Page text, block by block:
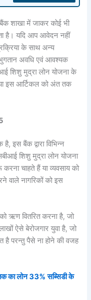
शाखा में जाकर कोई भी
है। यदि आप आवेदन नहीं
के साथ अन्य
अवधि एवं आवश्यक
शिशु मुद्रा लोन योजना के
इस आर्टिकल को अंत तक
इस बैंक द्वारा विभिन्न
शिशु मुद्रा लोन योजना
चाहते हैं या व्यवसाय को
वाले नागरिकों को इस
ऋण वितरित करना है, जो
ऐसे बेरोजगार युवा है, जो
है परन्तु पैसे ना होने की वजह
का लोन 33% सब्सिडी के